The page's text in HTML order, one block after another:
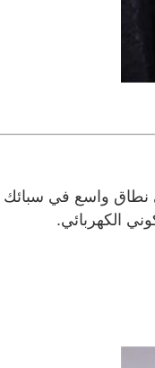
نطاق واسع في سبائك
الكهربائي.